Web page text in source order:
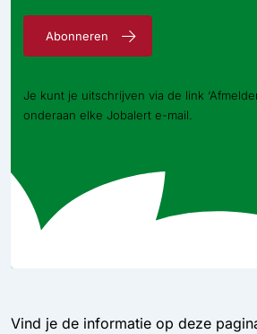
Abonneren
Je kunt je uitschrijven via de link
onderaan elke Jobalert e-mail.
Vind je de informatie op deze